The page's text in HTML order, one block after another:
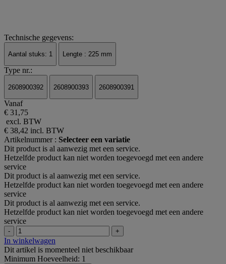
Technische gegevens:
Aantal stuks: 1 Lengte : 225 mm
Type nr.:
2608900392 2608900393 2608900391
Vanaf
€ 31,75
excl. BTW
€ 38,42 incl. BTW
Artikelnummer : Selecteer een variatie
Dit product is al aanwezig met een service.
Hetzelfde product kan niet worden toegevoegd met een andere
service
Dit product is al aanwezig met een service.
Hetzelfde product kan niet worden toegevoegd met een andere
service
Dit product is al aanwezig met een service.
Hetzelfde product kan niet worden toegevoegd met een andere
service
- +
In winkelwagen
Dit artikel is momenteel niet beschikbaar
Minimum Hoeveelheid: 1